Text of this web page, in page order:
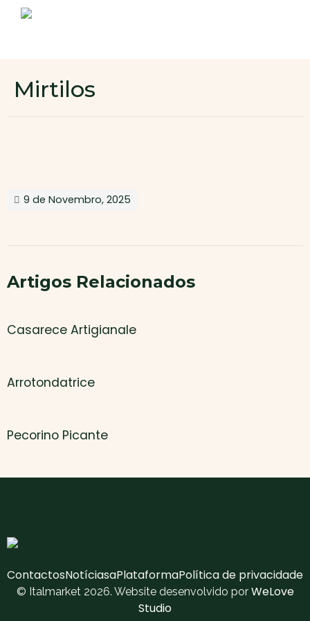
Área de cliente
Mirtilos
9 de Novembro, 2025
Artigos Relacionados
Casarece Artigianale
Arrotondatrice
Pecorino Picante
ContactosNotíciasaPlataformaPolítica de privacidade
© Italmarket 2026. Website desenvolvido por WeLove
Studio